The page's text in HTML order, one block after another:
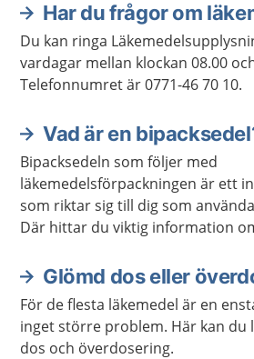
Har du frågor om
Du kan ringa
vardagar mellan klockan 08.00
Telefonnumret är 0771-46 70 10.
Vad är en
Bipacksedeln som följer med
läkemedelsförpackningen är ett
som riktar sig till dig som
Där hittar du viktig information
om bipacksedlar.
Glömd dos eller
För de flesta läkemedel är en
inget större problem. Här kan du
dos och överdosering.